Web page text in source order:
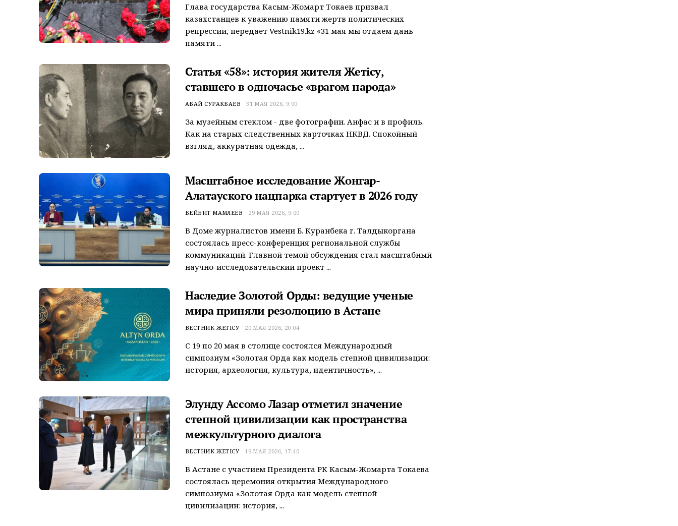
Глава государства Касым-Жомарт Токаев призвал
казахстанцев к уважению памяти жертв политических
репрессий, передает Vestnik19.kz «31 мая мы отдаем дань
памяти ...
Статья «58»: история жителя Жетiсу,
ставшего в одночасье «врагом народа»
АБАЙ СУРАКБАЕВ 31 МАЯ 2026, 9:00
За музейным стеклом - две фотографии. Анфас и в профиль.
Как на старых следственных карточках НКВД. Спокойный
взгляд, аккуратная одежда, ...
Масштабное исследование Жонгар-
Алатауского нацпарка стартует в 2026 году
БЕЙБИТ МАМЛЕЕВ 29 МАЯ 2026, 9:00
В Доме журналистов имени Б. Куранбека г. Талдыкоргана
состоялась пресс-конференция региональной службы
коммуникаций. Главной темой обсуждения стал масштабный
научно-исследовательский проект ...
Наследие Золотой Орды: ведущие ученые
мира приняли резолюцию в Астане
ВЕСТНИК ЖЕТІСУ 20 МАЯ 2026, 20:04
С 19 по 20 мая в столице состоялся Международный
симпозиум «Золотая Орда как модель степной цивилизации:
история, археология, культура, идентичность», ...
Элунду Ассомо Лазар отметил значение
степной цивилизации как пространства
межкультурного диалога
ВЕСТНИК ЖЕТІСУ 19 МАЯ 2026, 17:40
В Астане с участием Президента РК Касым-Жомарта Токаева
состоялась церемония открытия Международного
симпозиума «Золотая Орда как модель степной
цивилизации: история, ...